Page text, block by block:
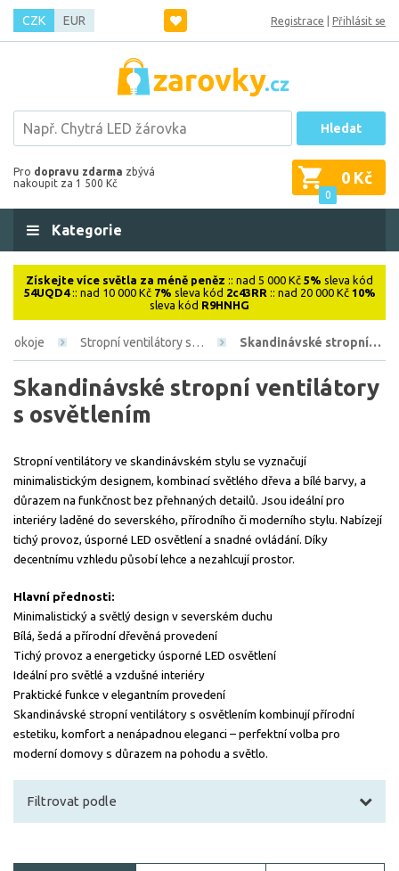
CZK EUR Registrace Přihlásit se
Hledat
Pro dopravu zdarma zbývá
nakoupit za 1 500 Kč
0
0 Kč
Kategorie
Získejte více světla za méně peněz :: nad 5 000 Kč 5% sleva kód
54UQD4:: nad 10 000 Kč 7% sleva kód 2c43RR :: nad 20 000 Kč 10%
sleva kód R9HNHG
pokoje Stropní ventilátory s… Skandinávské stropní…
Skandinávské stropní ventilátory
s osvětlením
Stropní ventilátory ve skandinávském stylu se vyznačují
minimalistickým designem, kombinací světlého dřeva a bílé barvy, a
důrazem na funkčnost bez přehnaných detailů. Jsou ideální pro
interiéry laděné do severského, přírodního či moderního stylu. Nabízejí
tichý provoz, úsporné LED osvětlení a snadné ovládání. Díky
decentnímu vzhledu působí lehce a nezahlcují prostor.
Hlavní přednosti:
Minimalistický a světlý design v severském duchu
Bílá, šedá a přírodní dřevěná provedení
Tichý provoz a energeticky úsporné LED osvětlení
Ideální pro světlé a vzdušné interiéry
Praktické funkce v elegantním provedení
Skandinávské stropní ventilátory s osvětlením kombinují přírodní
estetiku, komfort a nenápadnou eleganci – perfektní volba pro
moderní domovy s důrazem na pohodu a světlo.
Filtrovat podle